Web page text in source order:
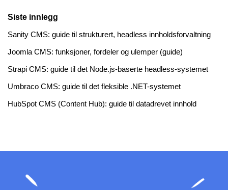
Siste innlegg
Sanity CMS: guide til strukturert, headless innholdsforvaltning
Joomla CMS: funksjoner, fordeler og ulemper (guide)
Strapi CMS: guide til det Node.js-baserte headless-systemet
Umbraco CMS: guide til det fleksible .NET-systemet
HubSpot CMS (Content Hub): guide til datadrevet innhold